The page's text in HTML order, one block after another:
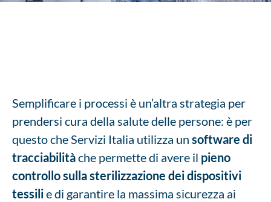
Semplificare i processi è un’altra strategia per
prendersi cura della salute delle persone: è per
questo che Servizi Italia utilizza un software di
tracciabilitàche permette di avere il pieno
controllo sulla sterilizzazione dei dispositivi
tessilie di garantire la massima sicurezza ai